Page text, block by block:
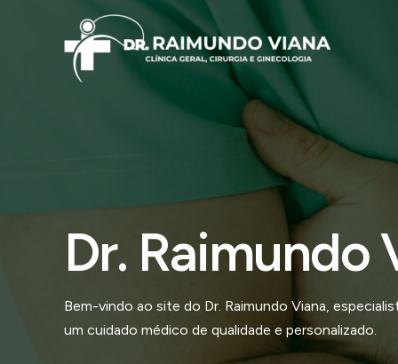
Dr. Raimundo
Bem-vindo ao site do Dr. Raimundo Viana,
um cuidado médico de qualidade e personalizado.